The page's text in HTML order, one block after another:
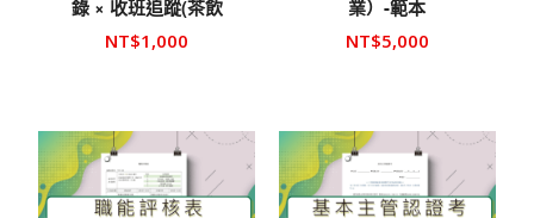
錄 × 收班追蹤(茶飲
業）
NT$1,000
業）-範本
NT$5,000